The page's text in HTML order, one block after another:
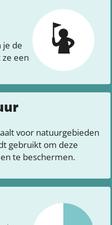
je de
een
voor natuurgebieden
gebruikt om deze
te beschermen.